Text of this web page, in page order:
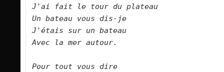
J'ai fait le tour du plateau
Un bateau vous dis-je
J'étais sur un bateau
Avec la mer autour.
Pour tout vous dire